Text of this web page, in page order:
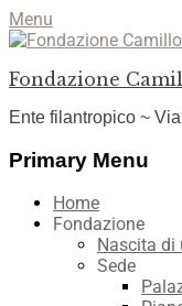
Menu
Fondazione
Ente filantropico ~
Facebook
YouTube
Instagram
Primary Menu
Skip
Home
Fondazione
Nascita di
Sede